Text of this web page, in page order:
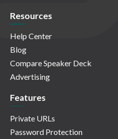
Resources
Help Center
Blog
Compare Speaker Deck
Advertising
Features
Private URLs
Password Protection